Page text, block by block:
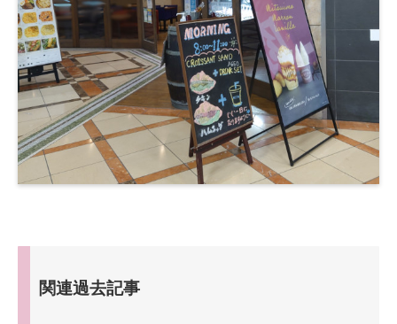
関連過去記事